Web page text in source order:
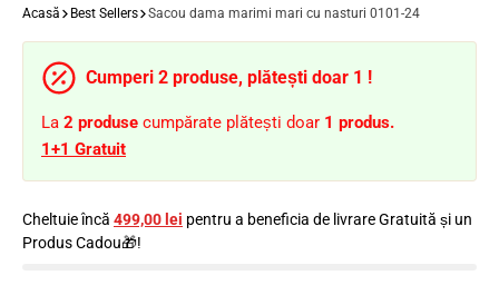
Acasă Best Sellers Sacou dama marimi mari cu nasturi 0101-24
Cumperi 2 produse, plătești doar 1 !
La 2 produse cumpărate plătești doar 1 produs.
1+1 Gratuit
Cheltuie încă 499,00 lei pentru a beneficia de livrare Gratuită și un
Produs Cadou🎁!